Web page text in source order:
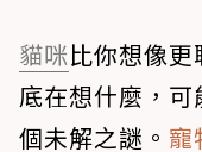
貓咪比你想像
底在想什麼，可
個未解之謎。 寵